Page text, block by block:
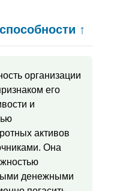
↑
организации
его
и
активов
Она
денежными